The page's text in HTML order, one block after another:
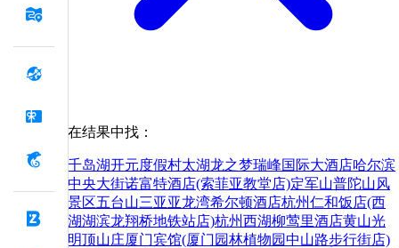
在结果中找：
千岛湖开元度假村太湖龙之梦瑞峰国际大酒店哈尔滨
中央大街诺富特酒店(索菲亚教堂店)定军山普陀山风
景区五台山三亚亚龙湾希尔顿酒店杭州仁和饭店(西
湖湖滨龙翔桥地铁站店)杭州西湖柳莺里酒店黄山光
明顶山庄厦门宾馆(厦门园林植物园中山路步行街店)